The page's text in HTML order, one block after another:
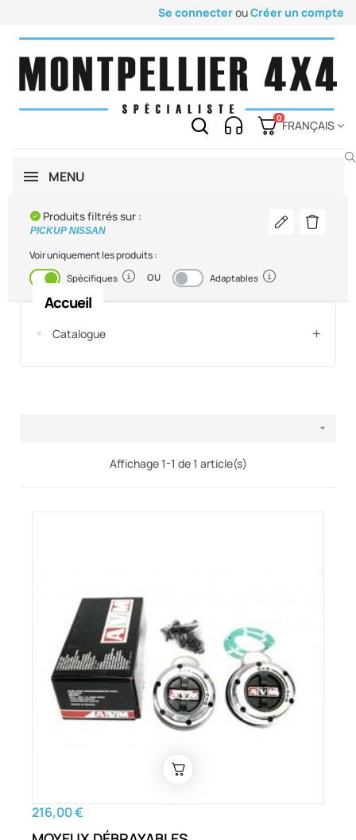
Se connecterouCréer un compte
0
FRANÇAIS
MENU
Produits filtrés sur :
PICKUP NISSAN Modifier mon
Voir uniquement les produits :
Activé Spécifiques OU DésactivéAdaptables
Accueil
Catalogue

Affichage 1-1 de 1 article(s)
216,00 €